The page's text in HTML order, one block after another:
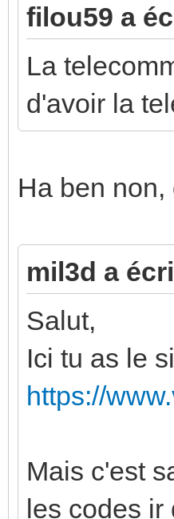
filou59 a
La
d'avoir la
Ha ben
mil3d a
Salut,
Ici tu as le
https://
Mais c'est
les codes ir